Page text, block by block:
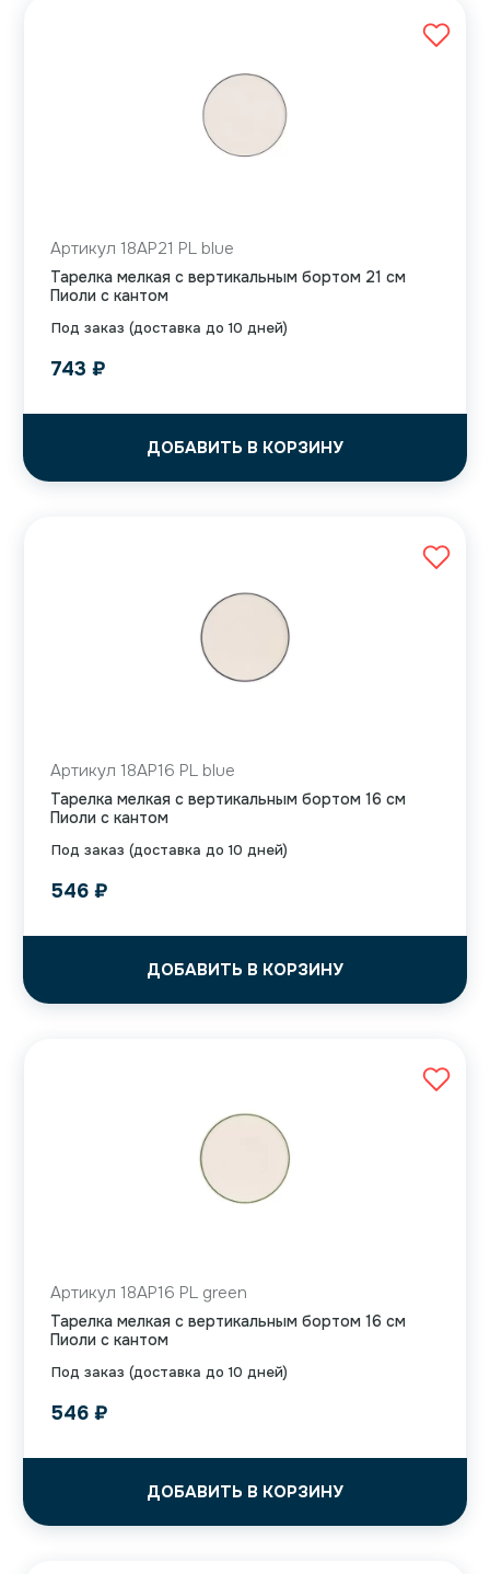
Под заказ (доставка до 10 дней)
Артикул 18AP21 PL blue
Тарелка мелкая с вертикальным бортом 21 см
Пиоли с кантом
743 ₽
ДОБАВИТЬ В КОРЗИНУ
Под заказ (доставка до 10 дней)
Артикул 18AP16 PL blue
Тарелка мелкая с вертикальным бортом 16 см
Пиоли с кантом
546 ₽
ДОБАВИТЬ В КОРЗИНУ
Под заказ (доставка до 10 дней)
Артикул 18AP16 PL green
Тарелка мелкая с вертикальным бортом 16 см
Пиоли с кантом
546 ₽
ДОБАВИТЬ В КОРЗИНУ